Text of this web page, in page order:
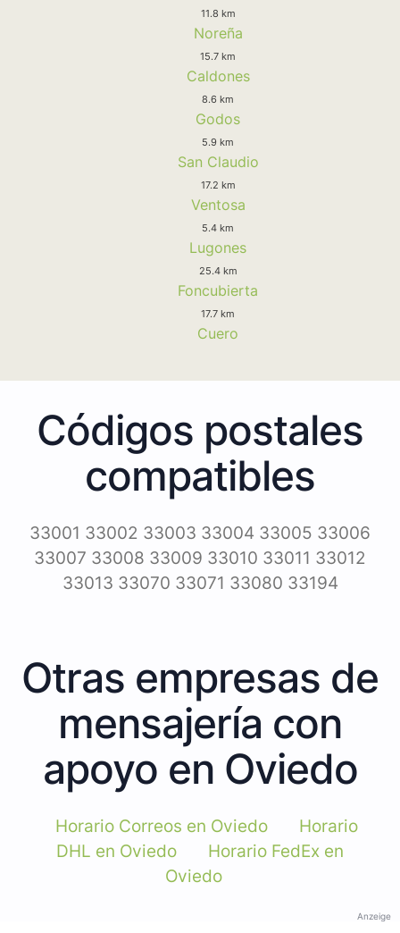
11.8 km
Noreña
15.7 km
Caldones
8.6 km
Godos
5.9 km
San Claudio
17.2 km
Ventosa
5.4 km
Lugones
25.4 km
Foncubierta
17.7 km
Cuero
Códigos postales
compatibles
33001 33002 33003 33004 33005 33006
33007 33008 33009 33010 33011 33012
33013 33070 33071 33080 33194
Otras empresas de
mensajería con
apoyo en Oviedo
Horario Correos en Oviedo
Horario
DHL en Oviedo
Horario FedEx en
Oviedo
Anzeige